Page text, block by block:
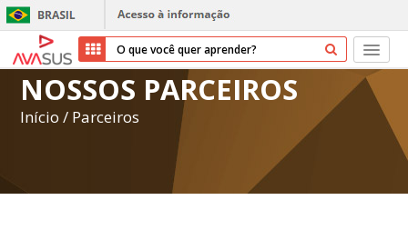
Início
Parceiros
NOSSOS PARCEIROS
Início / Parceiros